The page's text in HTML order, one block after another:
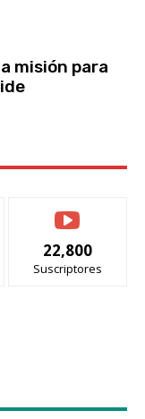
misión para
22,800
Suscriptores